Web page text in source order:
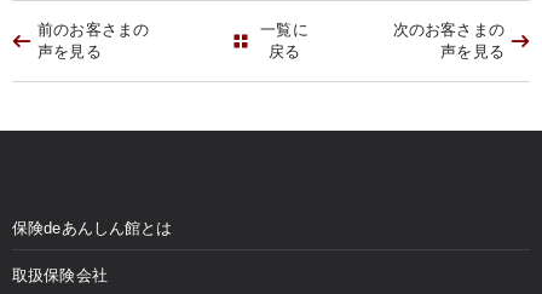
前のお客さまの
声を見る
一覧に
戻る
次のお客さまの
声を見る
保険deあんしん館とは
取扱保険会社